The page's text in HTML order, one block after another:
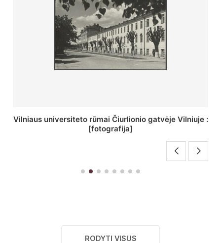
St. Batoro universiteto J. Pilsudskio kolegija :
[fotografija]
RODYTI VISUS